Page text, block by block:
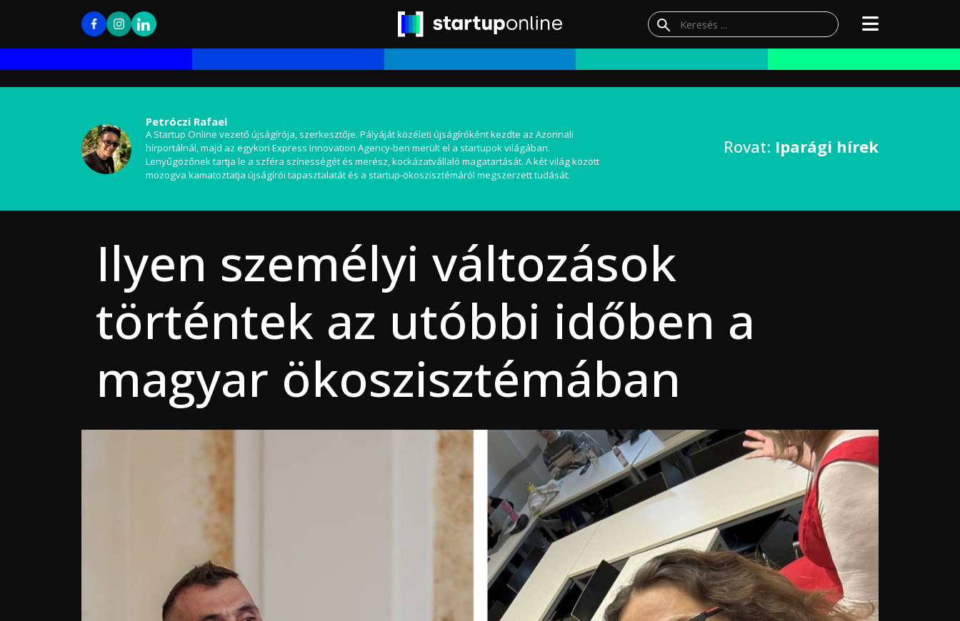
Petróczi Rafael
A Startup Online vezető újságírója, szerkesztője. Pályáját közéleti újságíróként kezdte az Azonnali
hírportálnál, majd az egykori Express Innovation Agency-ben merült el a startupok világában.
Lenyűgözőnek tartja le a szféra színességét és merész, kockázatvállaló magatartását. A két világ között
mozogva kamatoztatja újságírói tapasztalatát és a startup-ökoszisztémáról megszerzett tudását.
Rovat: Iparági hírek
Ilyen személyi változások
történtek az utóbbi időben a
magyar ökoszisztémában